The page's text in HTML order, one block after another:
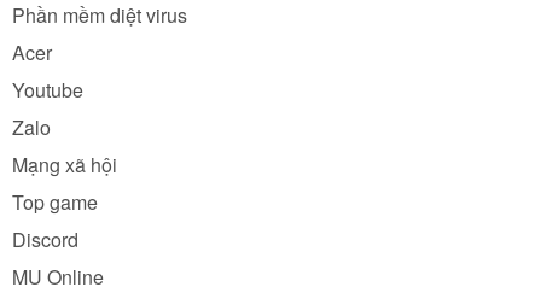
Phần mềm diệt virus
Acer
Youtube
Zalo
Mạng xã hội
Top game
Discord
MU Online